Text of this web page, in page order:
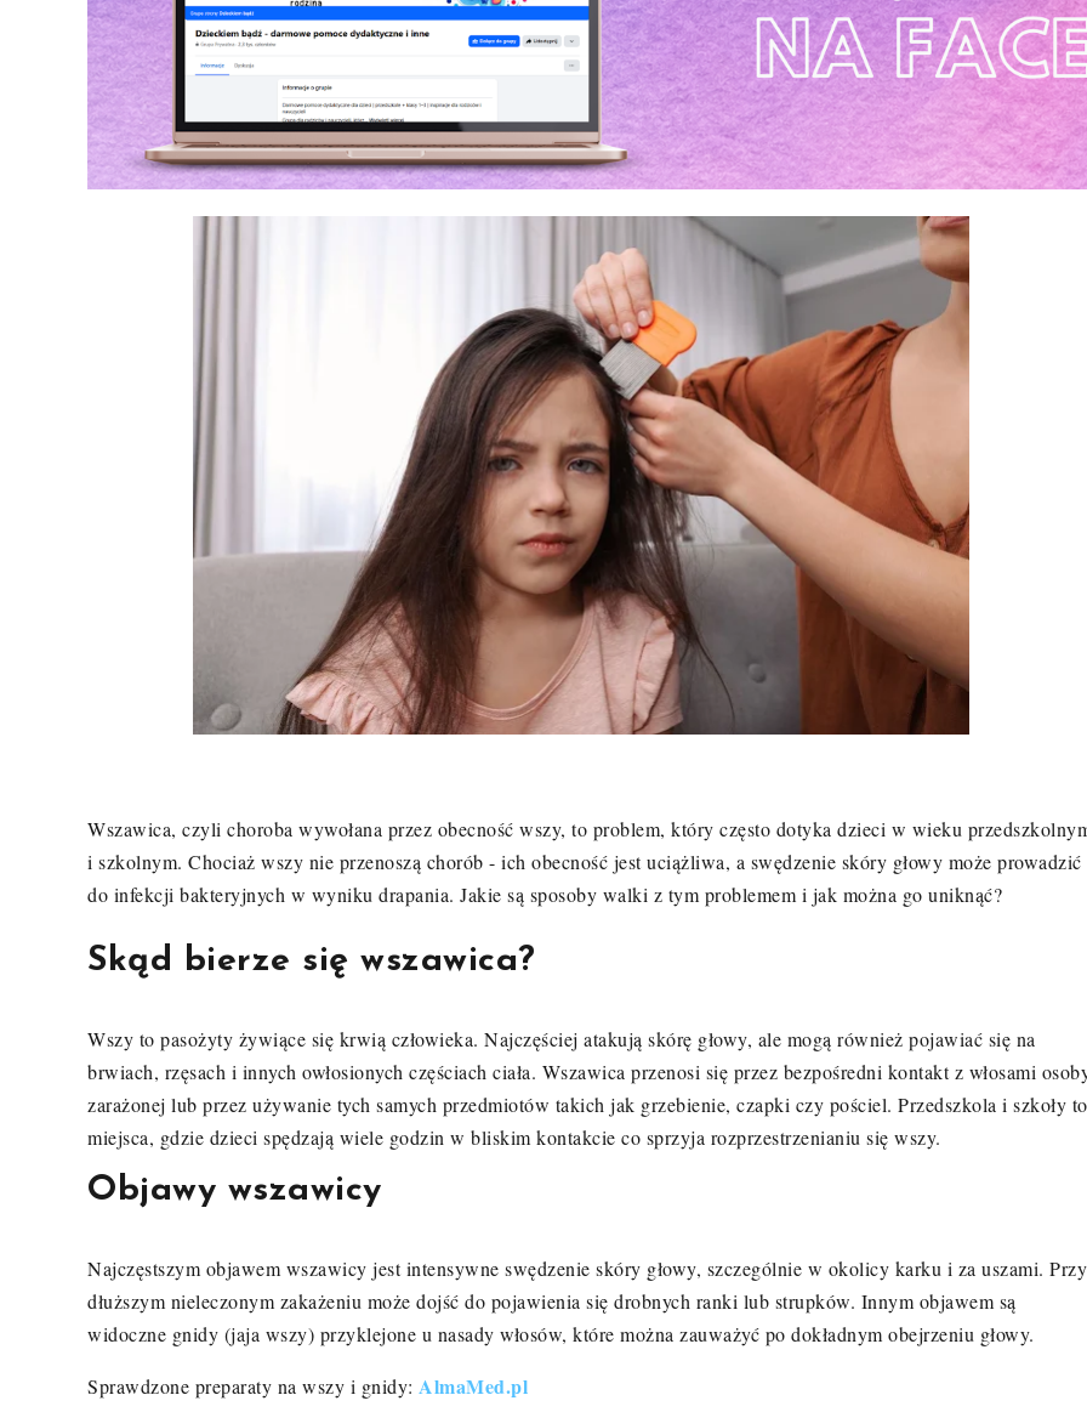
Wszawica, czyli choroba wywołana przez obecność wszy, to problem, który często dotyka dzieci w wieku
i szkolnym. Chociaż wszy nie przenoszą chorób - ich obecność jest uciążliwa, a swędzenie skóry głowy może prowadzić
do infekcji bakteryjnych w wyniku drapania. Jakie są sposoby walki z tym problemem i jak można go uniknąć?
Skąd bierze się wszawica?
Wszy to pasożyty żywiące się krwią człowieka. Najczęściej atakują skórę głowy, ale mogą również pojawiać się na
brwiach, rzęsach i innych owłosionych częściach ciała. Wszawica przenosi się przez bezpośredni kontakt z włosami
zarażonej lub przez używanie tych samych przedmiotów takich jak grzebienie, czapki czy pościel. Przedszkola i szkoły to
miejsca, gdzie dzieci spędzają wiele godzin w bliskim kontakcie co sprzyja rozprzestrzenianiu się wszy.
Objawy wszawicy
Najczęstszym objawem wszawicy jest intensywne swędzenie skóry głowy, szczególnie w okolicy karku i za uszami. Przy
dłuższym nieleczonym zakażeniu może dojść do pojawienia się drobnych ranki lub strupków. Innym objawem są
widoczne gnidy (jaja wszy) przyklejone u nasady włosów, które można zauważyć po dokładnym obejrzeniu głowy.
Sprawdzone preparaty na wszy i gnidy: AlmaMed.pl